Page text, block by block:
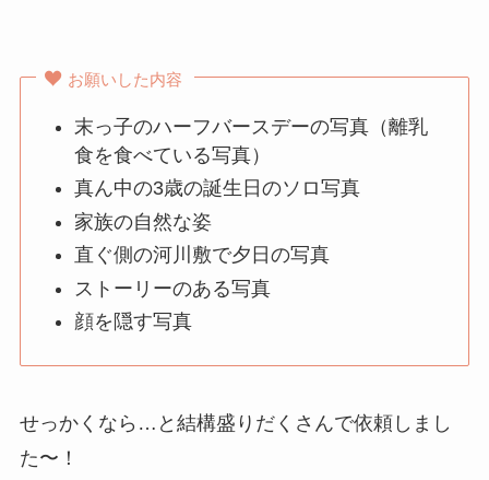
お願いした内容
末っ子のハーフバースデーの写真（離乳
食を食べている写真）
真ん中の3歳の誕生日のソロ写真
家族の自然な姿
直ぐ側の河川敷で夕日の写真
ストーリーのある写真
顔を隠す写真
せっかくなら…と結構盛りだくさんで依頼しまし
た〜！